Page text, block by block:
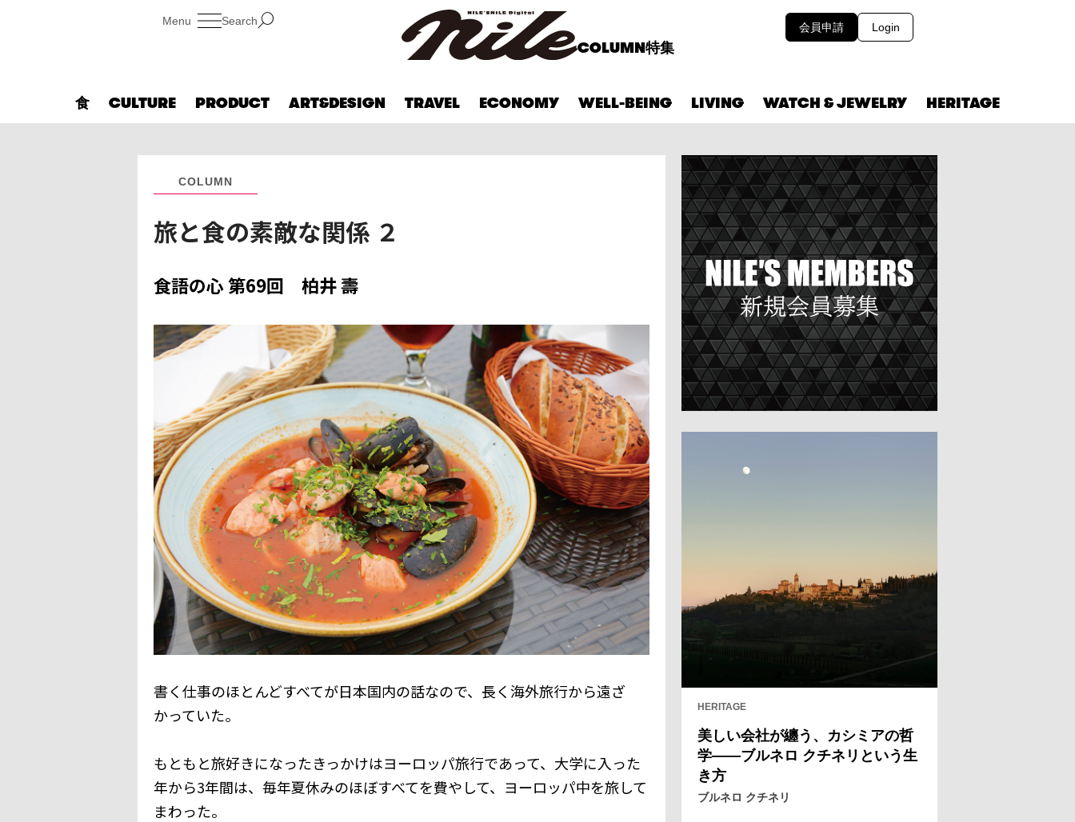
Search
COLUMN特集
会員申請 Login
食 CULTURE PRODUCT ART&DESIGN TRAVEL ECONOMY WELL-BEING LIVING WATCH & JEWELRY HERITAGE
COLUMN
旅と食の素敵な関係 ２
食語の心 第69回 柏井 壽
書く仕事のほとんどすべてが日本国内の話なので、長く海外旅行から遠ざ
かっていた。
もともと旅好きになったきっかけはヨーロッパ旅行であって、大学に入った
年から3年間は、毎年夏休みのほぼすべてを費やして、ヨーロッパ中を旅して
まわった。
HERITAGE
美しい会社が纏う、カシミアの哲
学——ブルネロ クチネリという生
き方
ブルネロ クチネリ